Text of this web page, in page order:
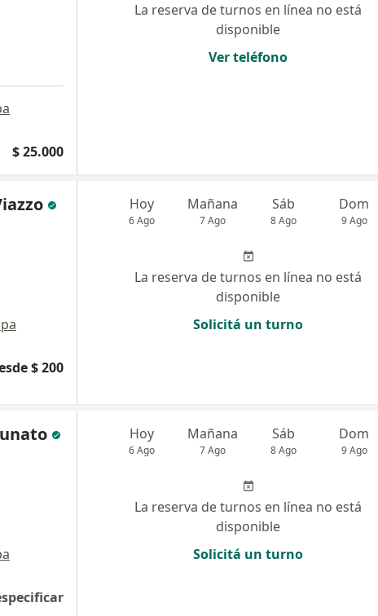
$ 25.000
La reserva de turnos en línea no está
disponible
Ver teléfono
$ 200
Hoy
6 Ago
Mañana
7 Ago
Sáb
8 Ago
Dom
9 Ago
La reserva de turnos en línea no está
disponible
Solicitá un turno
Hoy
6 Ago
Mañana
7 Ago
Sáb
8 Ago
Dom
9 Ago
La reserva de turnos en línea no está
disponible
Solicitá un turno